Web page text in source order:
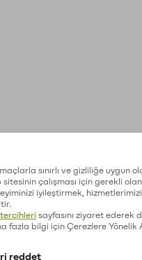
sınırlı ve gizliliğe uygun
çalışması için gerekli
iyileştirmek,
sayfasını ziyaret ederek
fazla bilgi için Çerezlere Yönelik
reddet